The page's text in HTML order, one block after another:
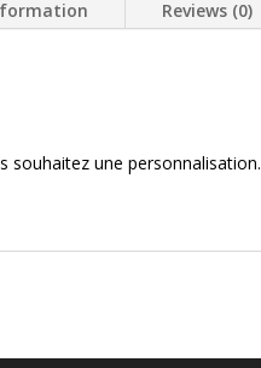
Reviews (0)
souhaitez une personnalisation.